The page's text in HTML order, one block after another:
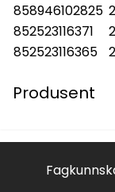
858946102825
852523116371
852523116365
Produsent